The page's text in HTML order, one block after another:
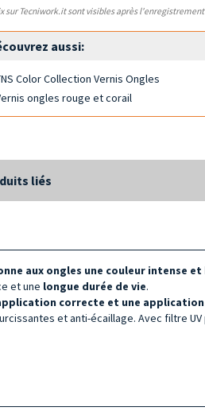
sur Tecniwork.it sont visibles après
aussi:
Color Collection Vernis Ongles
ongles rouge et corail
liés
aux ongles une couleur intense
et une longue durée de vie.
correcte et une
et anti-écaillage. Avec filtre